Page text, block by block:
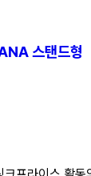
스탠드형